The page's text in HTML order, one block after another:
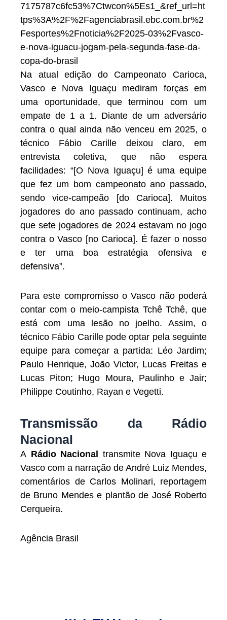
7175787c6fc53%7Ctwcon%5Es1_&ref_url=ht
tps%3A%2F%2Fagenciabrasil.ebc.com.br%2
Fesportes%2Fnoticia%2F2025-03%2Fvasco-
e-nova-iguacu-jogam-pela-segunda-fase-da-
copa-do-brasil
Na atual edição do Campeonato Carioca,
Vasco e Nova Iguaçu mediram forças em
uma oportunidade, que terminou com um
empate de 1 a 1. Diante de um adversário
contra o qual ainda não venceu em 2025, o
técnico Fábio Carille deixou claro, em
entrevista coletiva, que não espera
facilidades: “[O Nova Iguaçu] é uma equipe
que fez um bom campeonato ano passado,
sendo vice-campeão [do Carioca]. Muitos
jogadores do ano passado continuam, acho
que sete jogadores de 2024 estavam no jogo
contra o Vasco [no Carioca]. É fazer o nosso
e ter uma boa estratégia ofensiva e
defensiva”.
Para este compromisso o Vasco não poderá
contar com o meio-campista Tchê Tchê, que
está com uma lesão no joelho. Assim, o
técnico Fábio Carille pode optar pela seguinte
equipe para começar a partida: Léo Jardim;
Paulo Henrique, João Victor, Lucas Freitas e
Lucas Piton; Hugo Moura, Paulinho e Jair;
Philippe Coutinho, Rayan e Vegetti.
Transmissão da Rádio
Nacional
A Rádio Nacional transmite Nova Iguaçu e
Vasco com a narração de André Luiz Mendes,
comentários de Carlos Molinari, reportagem
de Bruno Mendes e plantão de José Roberto
Cerqueira.
Agência Brasil